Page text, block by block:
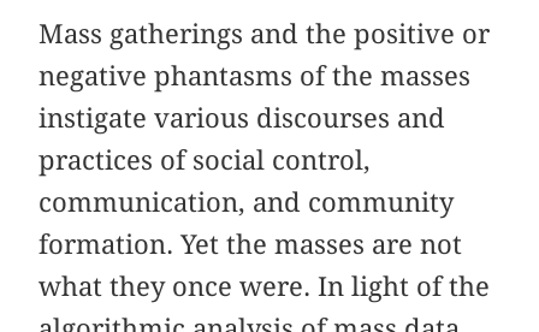
Mass gatherings and the positive or
negative phantasms of the masses
instigate various discourses and
practices of social control,
communication, and community
formation. Yet the masses are not
what they once were. In light of the